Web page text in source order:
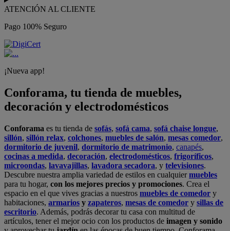
ATENCIÓN AL CLIENTE
Pago 100% Seguro
¡Nueva app!
Conforama, tu tienda de muebles,
decoración y electrodomésticos
Conforama es tu tienda de sofás, sofá cama, sofá chaise longue,
sillón, sillón relax, colchones, muebles de salón, mesas comedor,
dormitorio de juvenil, dormitorio de matrimonio, canapés,
cocinas a medida, decoración, electrodomésticos, frigoríficos,
microondas, lavavajillas, lavadora secadora, y televisiones.
Descubre nuestra amplia variedad de estilos en cualquiermuebles
para tu hogar, con los mejores precios y promociones. Crea el
espacio en el que vives gracias a nuestros muebles de comedor y
habitaciones, armarios y zapateros, mesas de comedor y sillas de
escritorio. Además, podrás decorar tu casa con multitud de
artículos, tener el mejor ocio con los productos de imagen y sonido